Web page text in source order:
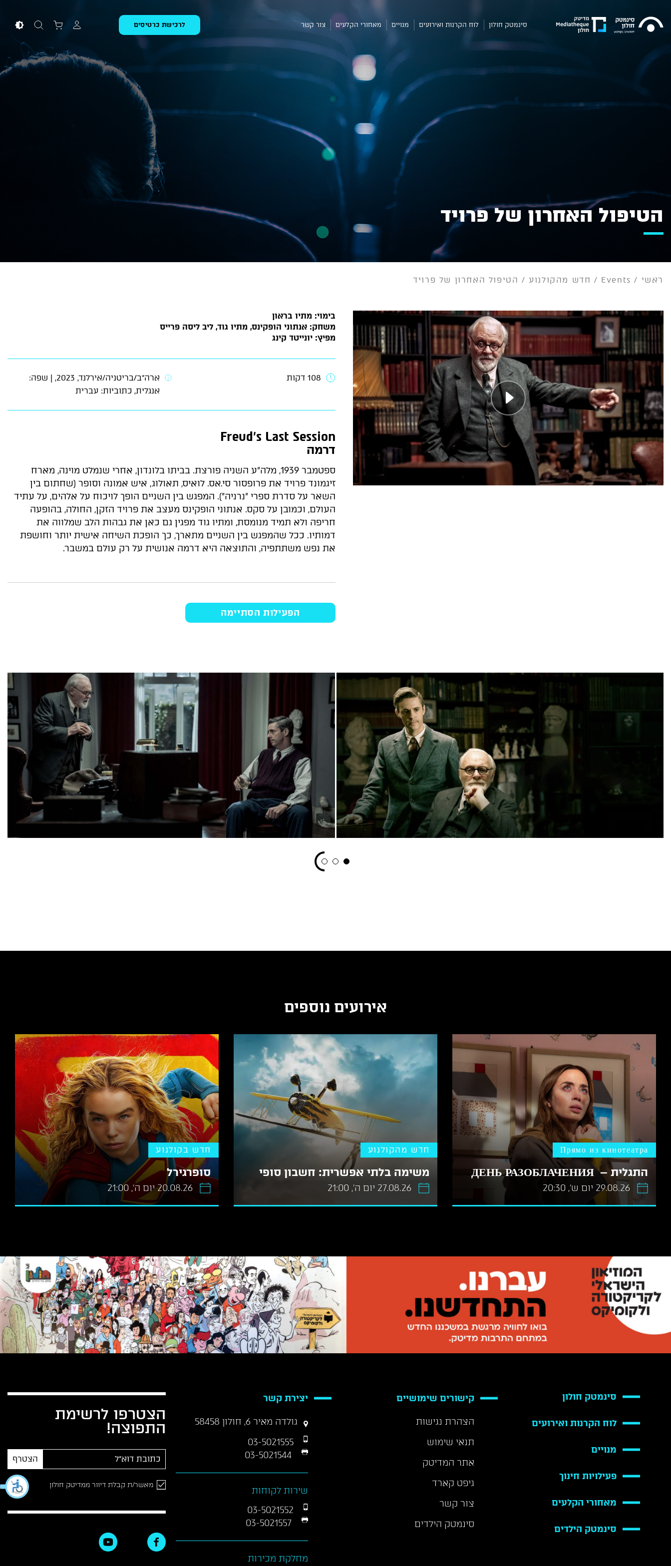
סינמטק חולון לוח הקרנות ואירועים מנויים מאחורי הקלעים צור קשר לרכישת כרטיסים
הטיפול האחרון של פרויד
ראשי /
Events
/ חדש מהקולנוע/ הטיפול האחרון של פרויד
בימוי: מתיו בראון
משחק: אנתוני הופקינס, מתיו גוד, ליב ליסה פרייס
מפיץ: יונייטד קינג
108 דקות
ארה״ב/בריטניה/אירלנד, 2023, | שפה:
אנגלית, כתוביות: עברית
Freud’s Last Session
דרמה
ספטמבר 1939, מלה"ע השניה פורצת. בביתו בלונדון, אחרי שנמלט מוינה, מארח
זיגמונד פרויד את פרופסור סי.אס. לואיס, תאולוג, איש אמונה וסופר (שחתום בין
השאר על סדרת ספרי "נרניה"). המפגש בין השניים הופך לויכוח על אלהים, על עתיד
העולם, וכמובן על סקס. אנתוני הופקינס מעצב את פרויד הזקן, החולה, בהופעה
חריפה ולא תמיד מנומסת, ומתיו גוד מפגין גם כאן את גבהות הלב שמלווה את
דמותיו. ככל שהמפגש בין השניים מתארך, כך הופכת השיחה אישית יותר וחושפת
את נפש משתתפיה, והתוצאה היא דרמה אנושית על רק עולם במשבר.
הפעילות הסתיימה
אירועים נוספים
Прямо из кинотеатра
התגלית – ДЕНЬ РАЗОБЛАЧЕНИЯ
29.08.26 יום ש׳, 20:30
חדש מהקולנוע
משימה בלתי אפשרית: חשבון סופי
27.08.26 יום ה׳, 21:00
חדש בקולנוע
סופרגירל
20.08.26 יום ה׳, 21:00
סינמטק חולון
לוח הקרנות ואירועים
מנויים
פעילויות חינוך
מאחורי הקלעים
סינמטק הילדים
קישורים שימושיים
הצהרת נגישות
תנאי שימוש
אתר המדיטק
גיפט קארד
צור קשר
סינמטק הילדים
יצירת קשר
גולדה מאיר 6, חולון 58458
שירות לקוחות
מחלקת מכירות
הצטרפו לרשימת
התפוצה!
הצטרף
מאשר/ת קבלת דיוור ממדיטק חולון